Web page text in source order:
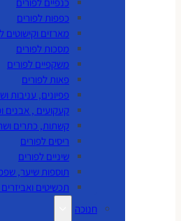
כפפות לפורים
מארזים וקישוטים
מסכות לפורים
משקפיים לפורים
פאות לפורים
פפיונים, עניבות
קעקועים , אבנים
קשתות, כתרים
ריסים לפורים
שיניים לפורים
תוספות שיער,
תכשיטים
חנוכה